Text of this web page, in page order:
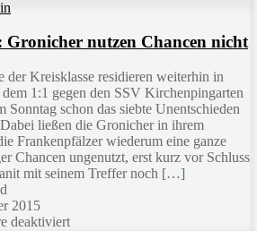
Gronicher nutzen Chancen nicht
der Kreisklasse residieren weiterhin in
1:1 gegen den SSV Kirchenpingarten
Sonntag schon das siebte Unentschieden
ließen die Gronicher in ihrem
Frankenpfälzer wiederum eine ganze
Chancen ungenutzt, erst kurz vor Schluss
mit seinem Treffer noch […]
2015
deaktiviert